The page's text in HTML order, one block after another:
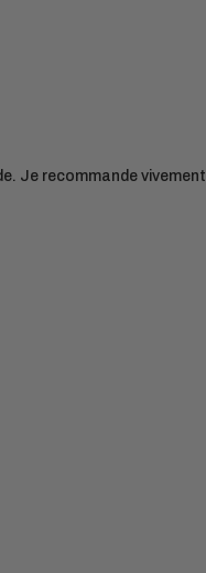
Je recommande vivement